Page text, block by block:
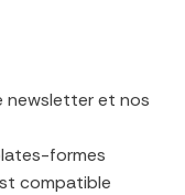
newsletter et nos
formes
compatible